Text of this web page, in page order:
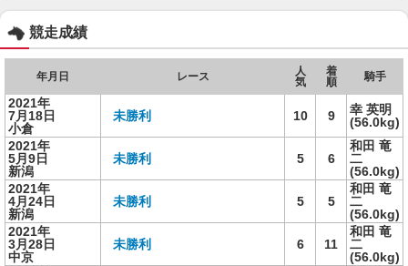
競走成績
年月日 レース
人
気
着
順
騎手
2021年
7月18日
小倉
未勝利 10 9
幸 英明
(56.0kg)
2021年
5月9日
新潟
未勝利 5 6
和田 竜
二
(56.0kg)
2021年
4月24日
新潟
未勝利 5 5
和田 竜
二
(56.0kg)
2021年
3月28日
中京
未勝利 6 11
和田 竜
二
(56.0kg)